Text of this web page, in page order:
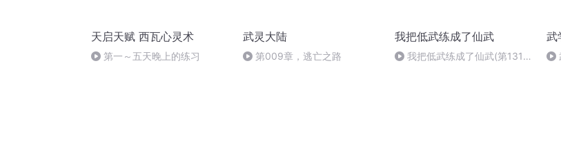
天启天赋 西瓦心灵术
第一～五天晚上的练习
武灵大陆
第009章，逃亡之路
我把低武练成了仙武
我把低武练成了仙武(第131
武